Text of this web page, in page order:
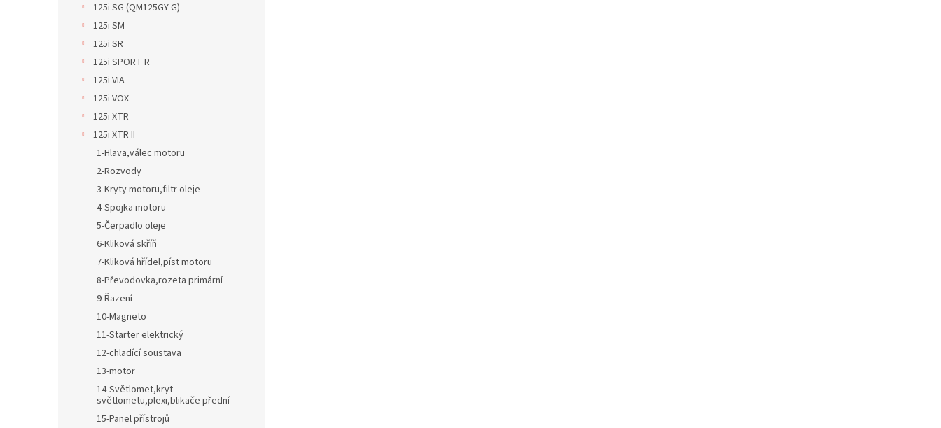
125i SG (QM125GY-G)
125i SM
125i SR
125i SPORT R
125i VIA
125i VOX
125i XTR
125i XTR II
1-Hlava,válec motoru
2-Rozvody
3-Kryty motoru,filtr oleje
4-Spojka motoru
5-Čerpadlo oleje
6-Kliková skříň
7-Kliková hřídel,píst motoru
8-Převodovka,rozeta primární
9-Řazení
10-Magneto
11-Starter elektrický
12-chladící soustava
13-motor
14-Světlomet,kryt
světlometu,plexi,blikače přední
15-Panel přístrojů